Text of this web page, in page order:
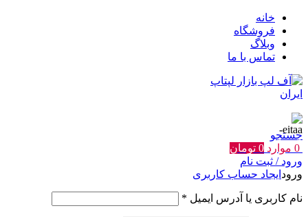
خانه
فروشگاه
وبلاگ
تماس با ما
جستجو
0 موارد 0 تومان
ورود / ثبت نام
ورود ایجاد حساب کاربری
نام کاربری یا آدرس ایمیل *